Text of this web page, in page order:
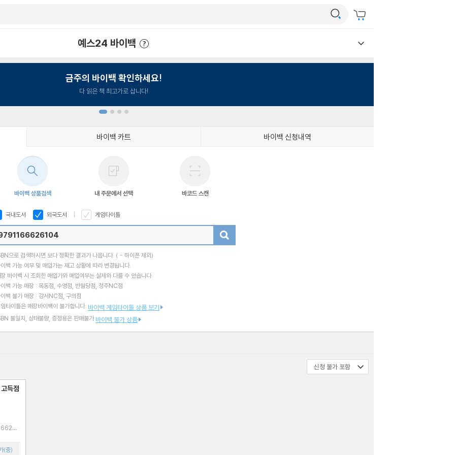
예스24 바이백
금주의 바이백 확인하세요!
다 읽은 책 최고가로 삽니다!
바이백 카트 바이백 신청내역
바이백 상품검색 내 주문에서 선택 바코드 스캔
국내도서 외국도서 게임타이틀
으로 검색하시면 보다 정확한 결과가 나옵니다. ( - 하이픈 제외)
백 가능 여부 및 매입가는 재고 상황에 따라 변경됩니다.
바이백 시 조회한 매입가와 매입여부는 실제와 다를 수 있습니다.
백 가능 매장 : 목동점, 수영점, 반월당점, 청주NC점
백 불가 매장 : 강서NC점, 구의점
타이틀은 매장바이백이 불가합니다. 바이백 게임타이틀 상품 보기
불일치, 상태불량, 증정용은 판매불가 바이백 불가 상품
득점
(중)